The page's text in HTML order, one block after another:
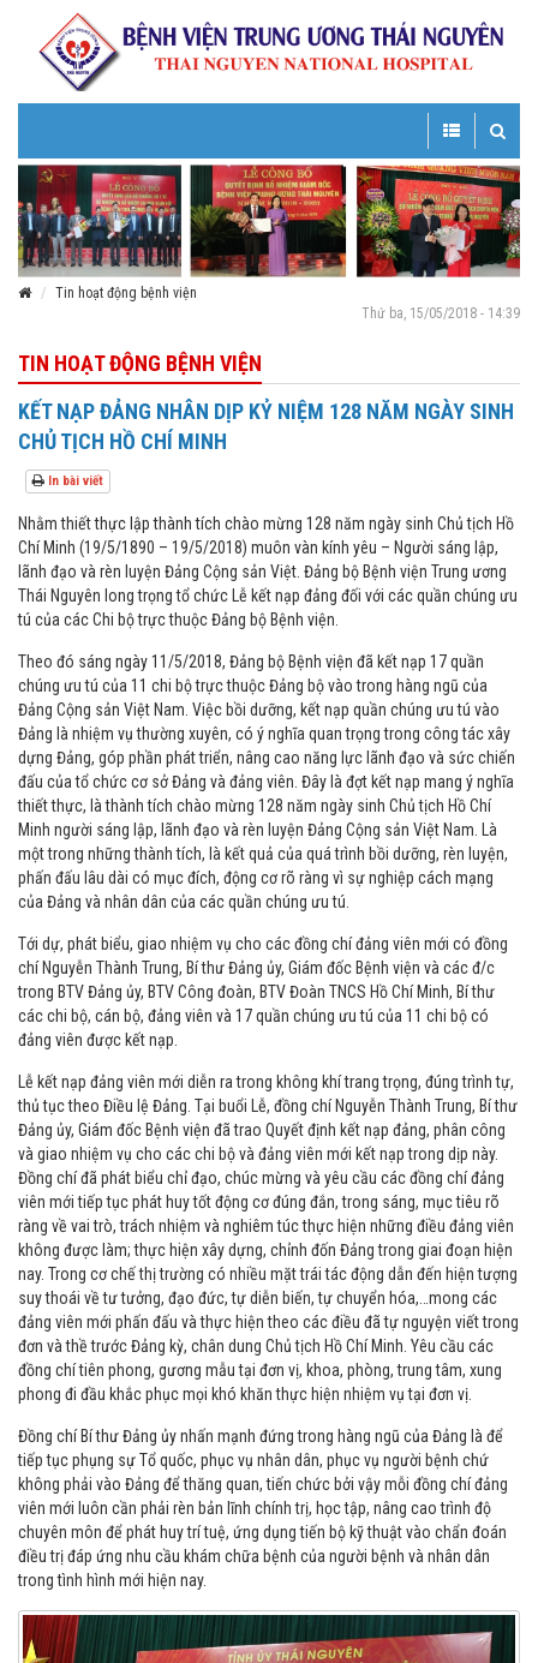
Toggle
Toggle
navigation
Tin hoạt động bệnh viện
Thứ ba, 15/05/2018 - 14:39
TIN HOẠT ĐỘNG BỆNH VIỆN
KẾT NẠP ĐẢNG NHÂN DỊP KỶ NIỆM 128 NĂM NGÀY SINH
CHỦ TỊCH HỒ CHÍ MINH
In bài viết
Nhằm thiết thực lập thành tích chào mừng 128 năm ngày sinh Chủ tịch Hồ
Chí Minh (19/5/1890 – 19/5/2018) muôn vàn kính yêu – Người sáng lập,
lãnh đạo và rèn luyện Đảng Cộng sản Việt. Đảng bộ Bệnh viện Trung ương
Thái Nguyên long trọng tổ chức Lễ kết nạp đảng đối với các quần chúng ưu
tú của các Chi bộ trực thuộc Đảng bộ Bệnh viện.
Theo đó sáng ngày 11/5/2018, Đảng bộ Bệnh viện đã kết nạp 17 quần
chúng ưu tú của 11 chi bộ trực thuộc Đảng bộ vào trong hàng ngũ của
Đảng Cộng sản Việt Nam. Việc bồi dưỡng, kết nạp quần chúng ưu tú vào
Đảng là nhiệm vụ thường xuyên, có ý nghĩa quan trọng trong công tác xây
dựng Đảng, góp phần phát triển, nâng cao năng lực lãnh đạo và sức chiến
đấu của tổ chức cơ sở Đảng và đảng viên. Đây là đợt kết nạp mang ý nghĩa
thiết thực, là thành tích chào mừng 128 năm ngày sinh Chủ tịch Hồ Chí
Minh người sáng lập, lãnh đạo và rèn luyện Đảng Cộng sản Việt Nam. Là
một trong những thành tích, là kết quả của quá trình bồi dưỡng, rèn luyện,
phấn đấu lâu dài có mục đích, động cơ rõ ràng vì sự nghiệp cách mạng
của Đảng và nhân dân của các quần chúng ưu tú.
Tới dự, phát biểu, giao nhiệm vụ cho các đồng chí đảng viên mới có đồng
chí Nguyễn Thành Trung, Bí thư Đảng ủy, Giám đốc Bệnh viện và các đ/c
trong BTV Đảng ủy, BTV Công đoàn, BTV Đoàn TNCS Hồ Chí Minh, Bí thư
các chi bộ, cán bộ, đảng viên và 17 quần chúng ưu tú của 11 chi bộ có
đảng viên được kết nạp.
Lễ kết nạp đảng viên mới diễn ra trong không khí trang trọng, đúng trình tự,
thủ tục theo Điều lệ Đảng. Tại buổi Lễ, đồng chí Nguyễn Thành Trung, Bí thư
Đảng ủy, Giám đốc Bệnh viện đã trao Quyết định kết nạp đảng, phân công
và giao nhiệm vụ cho các chi bộ và đảng viên mới kết nạp trong dịp này.
Đồng chí đã phát biểu chỉ đạo, chúc mừng và yêu cầu các đồng chí đảng
viên mới tiếp tục phát huy tốt động cơ đúng đắn, trong sáng, mục tiêu rõ
ràng về vai trò, trách nhiệm và nghiêm túc thực hiện những điều đảng viên
không được làm; thực hiện xây dựng, chỉnh đốn Đảng trong giai đoạn hiện
nay. Trong cơ chế thị trường có nhiều mặt trái tác động dẫn đến hiện tượng
suy thoái về tư tưởng, đạo đức, tự diễn biến, tự chuyển hóa,…mong các
đảng viên mới phấn đấu và thực hiện theo các điều đã tự nguyện viết trong
đơn và thề trước Đảng kỳ, chân dung Chủ tịch Hồ Chí Minh. Yêu cầu các
đồng chí tiên phong, gương mẫu tại đơn vị, khoa, phòng, trung tâm, xung
phong đi đầu khắc phục mọi khó khăn thực hiện nhiệm vụ tại đơn vị.
Đồng chí Bí thư Đảng ủy nhấn mạnh đứng trong hàng ngũ của Đảng là để
tiếp tục phụng sự Tổ quốc, phục vụ nhân dân, phục vụ người bệnh chứ
không phải vào Đảng để thăng quan, tiến chức bởi vậy mỗi đồng chí đảng
viên mới luôn cần phải rèn bản lĩnh chính trị, học tập, nâng cao trình độ
chuyên môn để phát huy trí tuệ, ứng dụng tiến bộ kỹ thuật vào chẩn đoán
điều trị đáp ứng nhu cầu khám chữa bệnh của người bệnh và nhân dân
trong tình hình mới hiện nay.